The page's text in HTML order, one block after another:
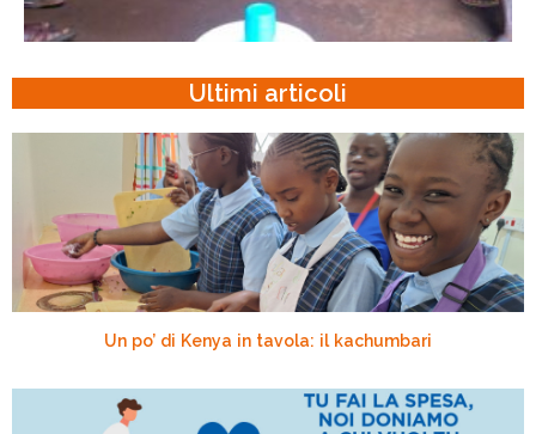
Ultimi articoli
Un po’ di Kenya in tavola: il kachumbari